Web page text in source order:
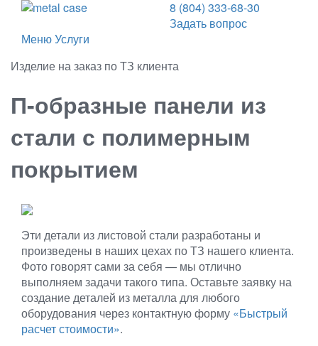
8 (804) 333-68-30
Задать вопрос
МенюУслуги
Изделие на заказ по ТЗ клиента
П-образные панели из
стали с полимерным
покрытием
Эти детали из листовой стали разработаны и
произведены в наших цехах по ТЗ нашего клиента.
Фото говорят сами за себя — мы отлично
выполняем задачи такого типа. Оставьте заявку на
создание деталей из металла для любого
оборудования через контактную форму «Быстрый
расчет стоимости».